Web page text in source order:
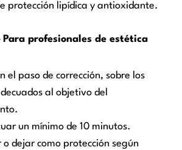
protección lipídica y antioxidante.
Para profesionales de estética
el paso de corrección, sobre los
al objetivo del
un mínimo de 10 minutos.
o dejar como protección según